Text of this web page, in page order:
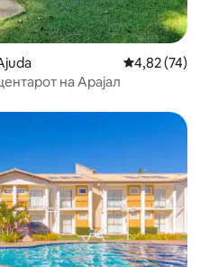
Просечна
4,82 (74)
на Арајал